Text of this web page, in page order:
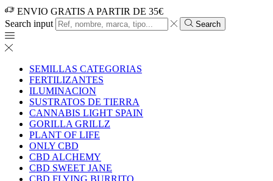
ENVIO GRATIS A PARTIR DE 35€
Search input
Search
SEMILLAS CATEGORIAS
FERTILIZANTES
ILUMINACION
SUSTRATOS DE TIERRA
CANNABIS LIGHT SPAIN
GORILLA GRILLZ
PLANT OF LIFE
ONLY CBD
CBD ALCHEMY
CBD SWEET JANE